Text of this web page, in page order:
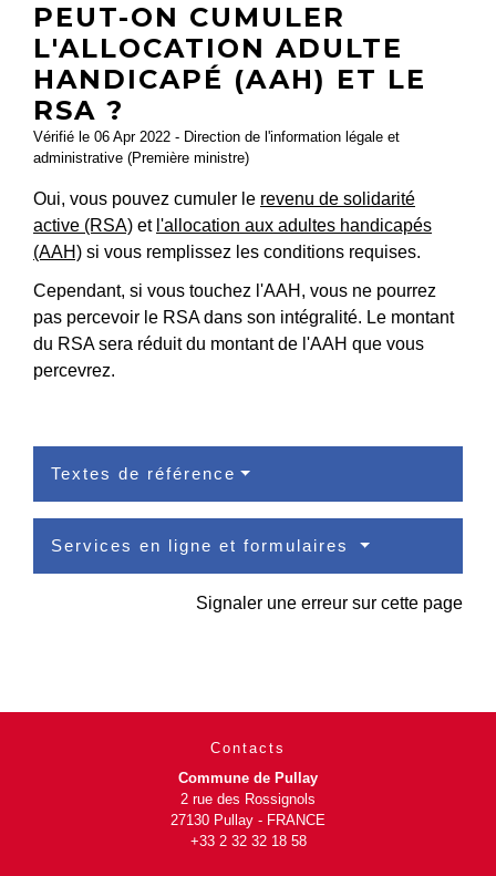
PEUT-ON CUMULER
L'ALLOCATION ADULTE
HANDICAPÉ (AAH) ET LE
RSA ?
Vérifié le 06 Apr 2022 - Direction de l'information légale et
administrative (Première ministre)
Oui, vous pouvez cumuler le revenu de solidarité
active (RSA) et l'allocation aux adultes handicapés
(AAH) si vous remplissez les conditions requises.
Cependant, si vous touchez l'AAH, vous ne pourrez
pas percevoir le RSA dans son intégralité. Le montant
du RSA sera réduit du montant de l'AAH que vous
percevrez.
Textes de référence
Services en ligne et formulaires
Signaler une erreur sur cette page
Contacts
Commune de Pullay
2 rue des Rossignols
27130 Pullay - FRANCE
+33 2 32 32 18 58